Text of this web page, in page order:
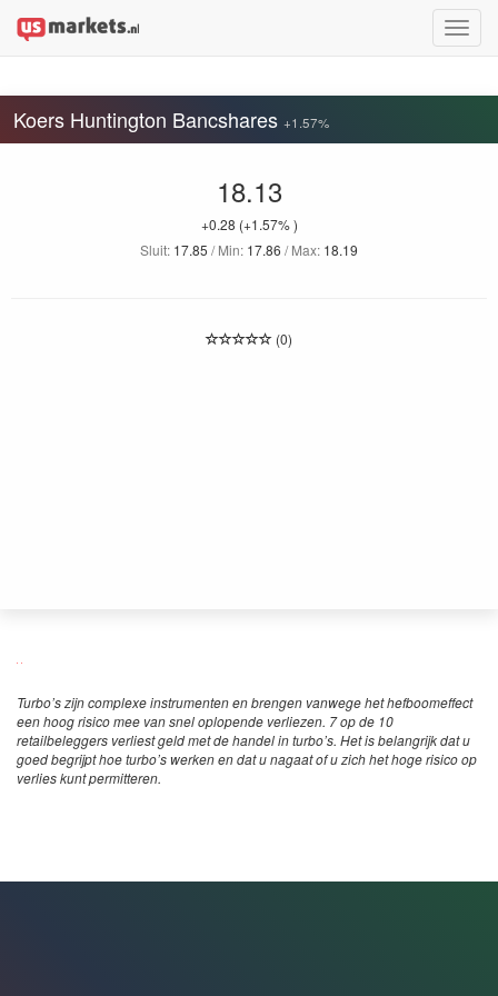
Toggle
Koers Huntington Bancshares +1.57%
18.13
+0.28 (+1.57% )
Sluit: 17.85 / Min: 17.86 / Max: 18.19
(0)
Turbo’s zijn complexe instrumenten en brengen vanwege het hefboomeffect
een hoog risico mee van snel oplopende verliezen. 7 op de 10
retailbeleggers verliest geld met de handel in turbo’s. Het is belangrijk dat u
goed begrijpt hoe turbo’s werken en dat u nagaat of u zich het hoge risico op
verlies kunt permitteren.